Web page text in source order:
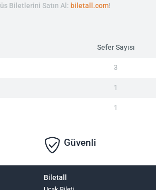
Biletlerini Satın Al: biletall.com!
Sefer Sayısı
3
1
1
Güvenli
Biletall